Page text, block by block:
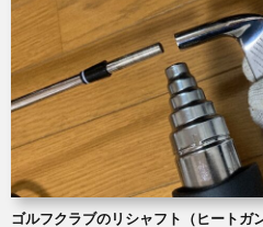
ゴルフクラブのリシャフト（ヒートガ